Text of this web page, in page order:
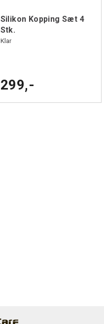
Silikon Kopping Sæt 4
Stk.
Klar
299,-